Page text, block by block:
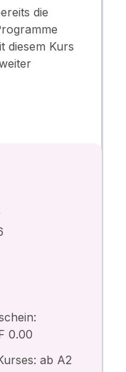
die
diesem Kurs
0.00
ab A2